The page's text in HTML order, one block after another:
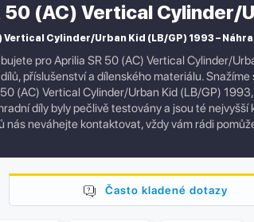
50 (AC) Vertical Cylinder/
Vertical Cylinder/Urban Kid (LB/GP) 1993 –
pro Aprilia SR 50 (AC) Vertical Cylinder/
příslušenství a dílenského materiálu.
(AC) Vertical Cylinder/Urban Kid (LB/GP)
díly byly pečlivě testovány a jsou té
nás neváhejte kontaktovat, vždy vám rádi
Často kladené dotazy